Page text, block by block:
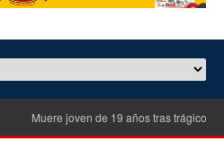
Muere joven de 19 años tras trágico